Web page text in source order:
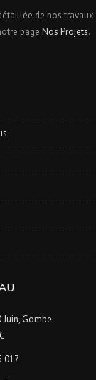
de nos
page Nos Projets.
Gombe
017